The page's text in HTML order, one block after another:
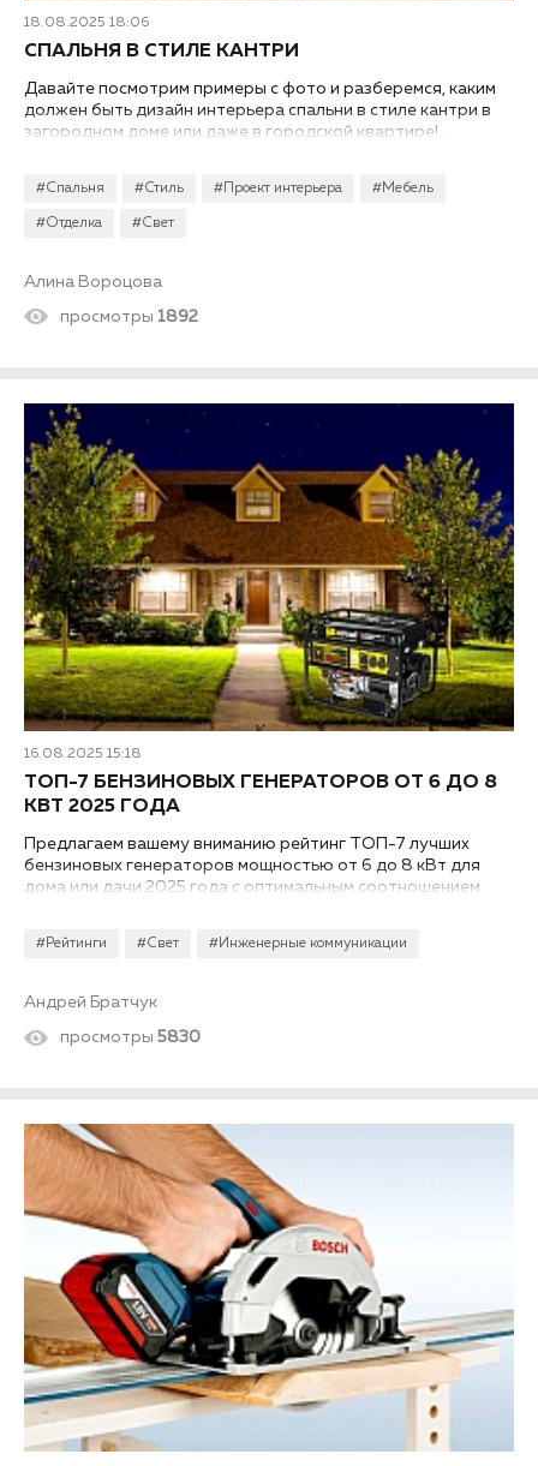
18.08.2025 18:06
#Спальня #Стиль #Проект интерьера #Мебель
#Отделка #Свет
СПАЛЬНЯ В СТИЛЕ КАНТРИ
Давайте посмотрим примеры с фото и разберемся, каким
должен быть дизайн интерьера спальни в стиле кантри в
загородном доме или даже в городской квартире!..
Алина Вороцова
просмотры 1892
16.08.2025 15:18
#Рейтинги #Свет #Инженерные коммуникации
ТОП-7 БЕНЗИНОВЫХ ГЕНЕРАТОРОВ ОТ 6 ДО 8
КВТ 2025 ГОДА
Предлагаем вашему вниманию рейтинг ТОП-7 лучших
бензиновых генераторов мощностью от 6 до 8 кВт для
дома или дачи 2025 года с оптимальным соотношением
Андрей Братчук
просмотры 5830